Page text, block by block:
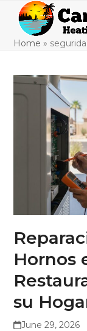
content
Open
mobile
menu
Close
mobile
menu
Home »
Hornos
su
June 29, 2026